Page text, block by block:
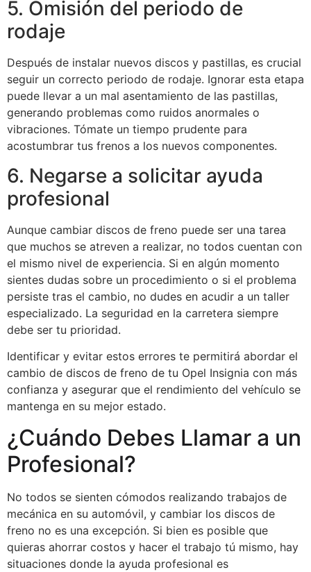
5. Omisión del periodo de
rodaje
Después de instalar nuevos discos y pastillas, es crucial
seguir un correcto periodo de rodaje. Ignorar esta etapa
puede llevar a un mal asentamiento de las pastillas,
generando problemas como ruidos anormales o
vibraciones. Tómate un tiempo prudente para
acostumbrar tus frenos a los nuevos componentes.
6. Negarse a solicitar ayuda
profesional
Aunque cambiar discos de freno puede ser una tarea
que muchos se atreven a realizar, no todos cuentan con
el mismo nivel de experiencia. Si en algún momento
sientes dudas sobre un procedimiento o si el problema
persiste tras el cambio, no dudes en acudir a un taller
especializado. La seguridad en la carretera siempre
debe ser tu prioridad.
Identificar y evitar estos errores te permitirá abordar el
cambio de discos de freno de tu Opel Insignia con más
confianza y asegurar que el rendimiento del vehículo se
mantenga en su mejor estado.
¿Cuándo Debes Llamar a un
Profesional?
No todos se sienten cómodos realizando trabajos de
mecánica en su automóvil, y cambiar los discos de
freno no es una excepción. Si bien es posible que
quieras ahorrar costos y hacer el trabajo tú mismo, hay
situaciones donde la ayuda profesional es